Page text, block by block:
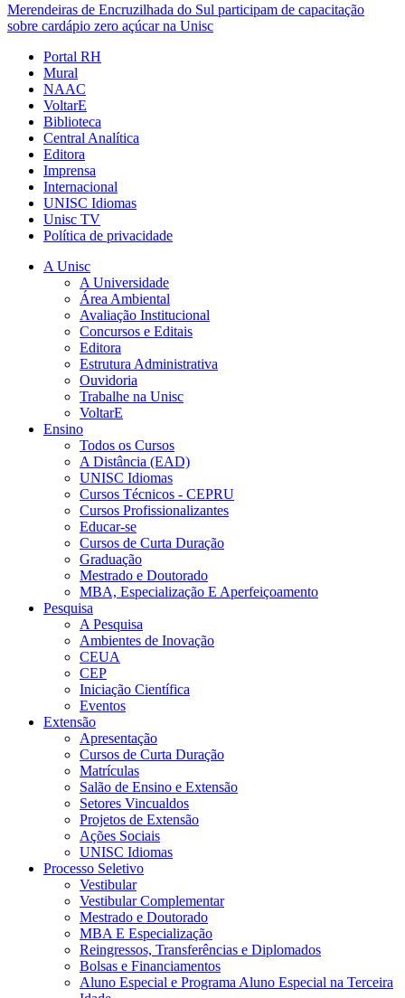
Merendeiras de Encruzilhada do Sul participam de capacitação
sobre cardápio zero açúcar na Unisc
Portal RH
Mural
NAAC
VoltarE
Biblioteca
Central Analítica
Editora
Imprensa
Internacional
UNISC Idiomas
Unisc TV
Política de privacidade
A Unisc
A Universidade
Área Ambiental
Avaliação Institucional
Concursos e Editais
Editora
Estrutura Administrativa
Ouvidoria
Trabalhe na Unisc
VoltarE
Ensino
Todos os Cursos
A Distância (EAD)
UNISC Idiomas
Cursos Técnicos - CEPRU
Cursos Profissionalizantes
Educar-se
Cursos de Curta Duração
Graduação
Mestrado e Doutorado
MBA, Especialização E Aperfeiçoamento
Pesquisa
A Pesquisa
Ambientes de Inovação
CEUA
CEP
Iniciação Científica
Eventos
Extensão
Apresentação
Cursos de Curta Duração
Matrículas
Salão de Ensino e Extensão
Setores Vincualdos
Projetos de Extensão
Ações Sociais
UNISC Idiomas
Processo Seletivo
Vestibular
Vestibular Complementar
Mestrado e Doutorado
MBA E Especialização
Reingressos, Transferências e Diplomados
Bolsas e Financiamentos
Aluno Especial e Programa Aluno Especial na Terceira